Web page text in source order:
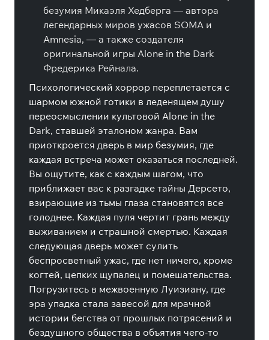
безумия Микаэля Хедберга — автора
легендарных миров ужасов SOMA и
Amnesia, — а также создателя
оригинальной игры Alone in the Dark
Фредерика Рейнала.
Психологический хоррор переплетается с
шармом южной готики в леденящем душу
переосмыслении культовой Alone in the
Dark, ставшей эталоном жанра. Вам
приоткроется дверь в мир безумия, где
каждая встреча может оказаться последней.
Вы ощутите, как с каждым шагом, что
приближает вас к разгадке тайны Дерсето,
взирающие из тьмы глаза становятся все
голоднее. Каждая пуля чертит грань между
выживанием и страшной смертью. Каждая
следующая дверь может сулить
беспросветный ужас, где нет ничего, кроме
когтей, цепких щупалец и помешательства.
Погрузитесь в межвоенную Луизиану, где
эра упадка стала завесой для мрачной
истории бегства от прошлых потрясений и
бездушного общества в объятия чего-то